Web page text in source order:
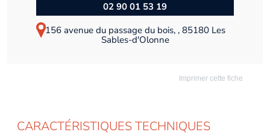
02 90 01 53 19
156 avenue du passage du bois, , 85180 Les
Sables-d'Olonne
Imprimer cette fiche
CARACTÉRISTIQUES TECHNIQUES